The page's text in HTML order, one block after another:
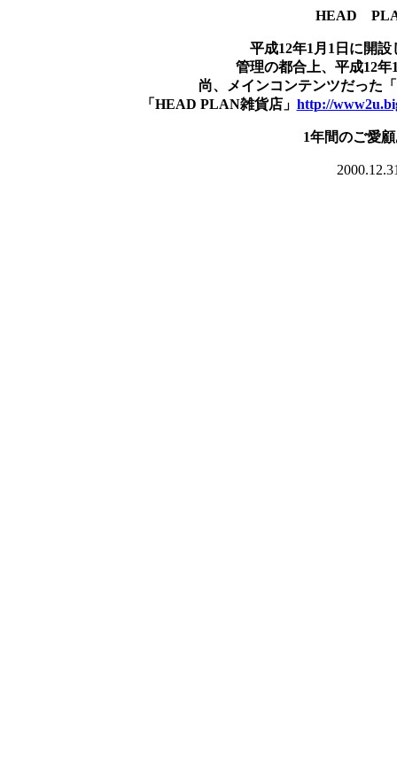
HEAD
平成12年1月1日に開
管理の都合上、平成12
尚、メインコンテンツだった
「HEAD PLAN雑貨店」 http://
1年間のご愛